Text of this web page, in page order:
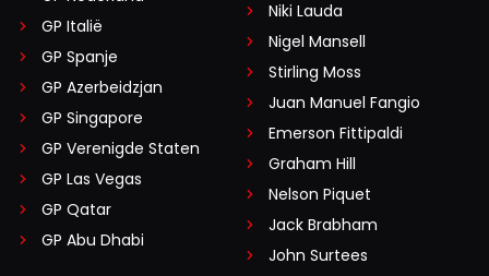
GP Italië
GP Spanje
GP Azerbeidzjan
GP Singapore
GP Verenigde Staten
GP Las Vegas
GP Qatar
GP Abu Dhabi
Niki Lauda
Nigel Mansell
Stirling Moss
Juan Manuel Fangio
Emerson Fittipaldi
Graham Hill
Nelson Piquet
Jack Brabham
John Surtees